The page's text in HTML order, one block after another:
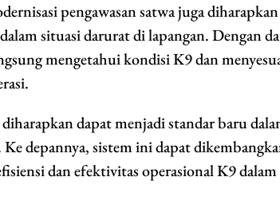
pengawasan satwa juga
situasi darurat di lapangan. Dengan
mengetahui kondisi K9 dan
dapat menjadi standar baru
depannya, sistem ini dapat
dan efektivitas operasional K9 dalam